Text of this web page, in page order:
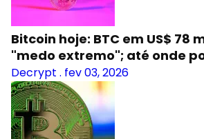
Bitcoin hoje: BTC em US$ 78
"medo extremo"; até onde
Decrypt . fev 03, 2026